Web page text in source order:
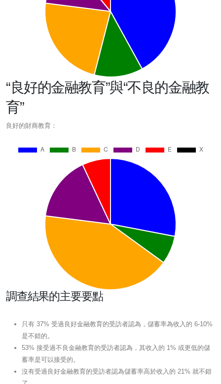
“良好的金融教育”與“不良的金融教
育”
良好的財商教育：
調查結果的主要要點
只有 37% 受過良好金融教育的受訪者認為，儲蓄率為收入的 6-10%
是不錯的。
53% 接受過不良金融教育的受訪者認為，其收入的 1% 或更低的儲
蓄率是可以接受的。
沒有受過良好金融教育的受訪者認為儲蓄率高於收入的 21% 就不錯